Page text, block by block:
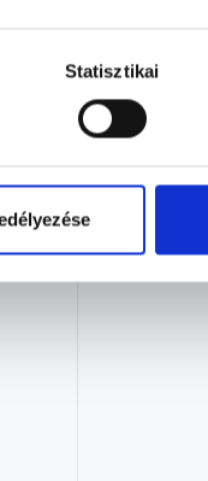
Statisztikai
Aug. 08. - Aug.
Kedd